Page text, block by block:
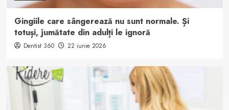
Gingiile care sângerează nu sunt normale. Și
totuși, jumătate din adulți le ignoră
Dentist 360 22 iunie 2026